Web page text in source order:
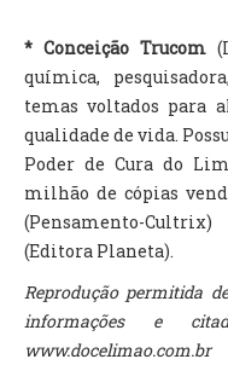
* Conceição Trucom
química,
temas voltados para
qualidade de vida.
Poder de Cura do
milhão de cópias
(Pensamento-
(Editora Planeta).
Reprodução permitida
informações e
www.docelimao.com.br